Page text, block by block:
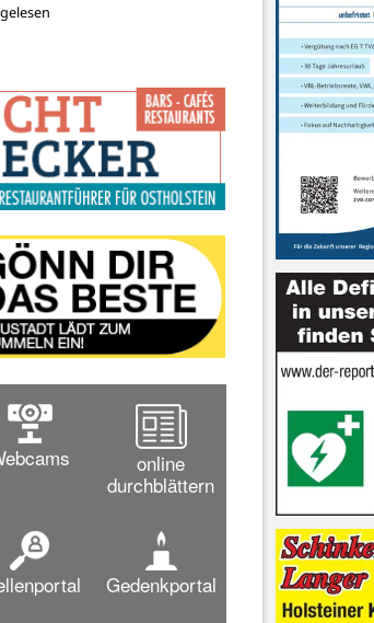
online
durchblättern
Gedenkportal